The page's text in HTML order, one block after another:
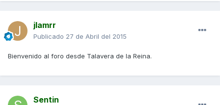
jlamrr
Publicado 27 de Abril del 2015
Bienvenido al foro desde Talavera de la Reina.
Sentin